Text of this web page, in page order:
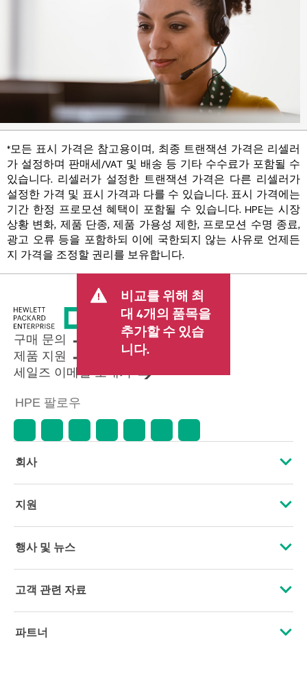
*모든 표시 가격은 참고용이며, 최종 트랜잭션 가격은 리셀러
가 설정하며 판매세/VAT 및 배송 등 기타 수수료가 포함될 수
있습니다. 리셀러가 설정한 트랜잭션 가격은 다른 리셀러가
설정한 가격 및 표시 가격과 다를 수 있습니다. 표시 가격에는
기간 한정 프로모션 혜택이 포함될 수 있습니다. HPE는 시장
상황 변화, 제품 단종, 제품 가용성 제한, 프로모션 수명 종료,
광고 오류 등을 포함하되 이에 국한되지 않는 사유로 언제든
지 가격을 조정할 권리를 보유합니다.
비교를 위해 최
대 4개의 품목을
추가할 수 있습
니다.
구매 문의
제품 지원
세일즈 이메일 보내기
HPE 팔로우
회사
HPE 소개
기업의 책임
HPE Labs
지원
운영 지원 서비스
소프트웨어 및 드라이버
행사 및 뉴스
행사
고객 관련 자료
문의하기
파트너